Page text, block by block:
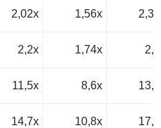
2,02x 1,56x
2,2x 1,74x
11,5x 8,6x
14,7x 10,8x